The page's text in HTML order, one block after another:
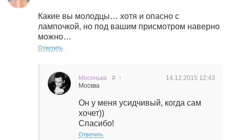
Какие вы молодцы… хотя и опасно с
лампочкой, но под вашим присмотром наверно
можно…
Ответить
Мосинька
Москва
14.12.2015 12:43
# ↑
Он у меня усидчивый, когда сам
хочет))
Спасибо!
Ответить